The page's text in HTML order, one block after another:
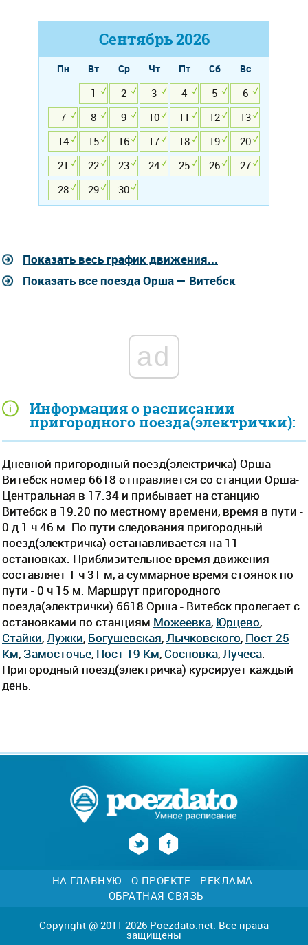
Информация о расписании
пригородного поезда(электрички):
Дневной пригородный поезд(электричка) Орша -
Витебск номер 6618 отправляется со станции Орша-
Центральная в 17.34 и прибывает на станцию
Витебск в 19.20 по местному времени, время в пути -
0 д 1 ч 46 м. По пути следования пригородный
поезд(электричка) останавливается на 11
остановках. Приблизительное время движения
составляет 1 ч 31 м, а суммарное время стоянок по
пути - 0 ч 15 м. Маршрут пригородного
поезда(электрички) 6618 Орша - Витебск пролегает c
остановками по станциям Можеевка, Юрцево,
Стайки, Лужки, Богушевская, Лычковского, Пост 25
Км, Замосточье, Пост 19 Км, Сосновка, Лучеса
Пригородный поезд(электричка) курсирует каждый
день.
Сентябрь2026
Пн Вт Ср Чт Пт Сб
Вс
1
2 3 4 5
6
7
8 9 10 11 12
13
14
15 16 17 18 19
20
21
22 23 24 25 26
27
28
29 30
Показать весь график движения...
Показать все поезда Орша — Витебск
ad
НА ГЛАВНУЮ О ПРОЕКТЕ
РЕКЛАМА
ОБРАТНАЯ СВЯЗЬ
Copyright @ 2011-2026 Poezdato.net. Все права
защищены